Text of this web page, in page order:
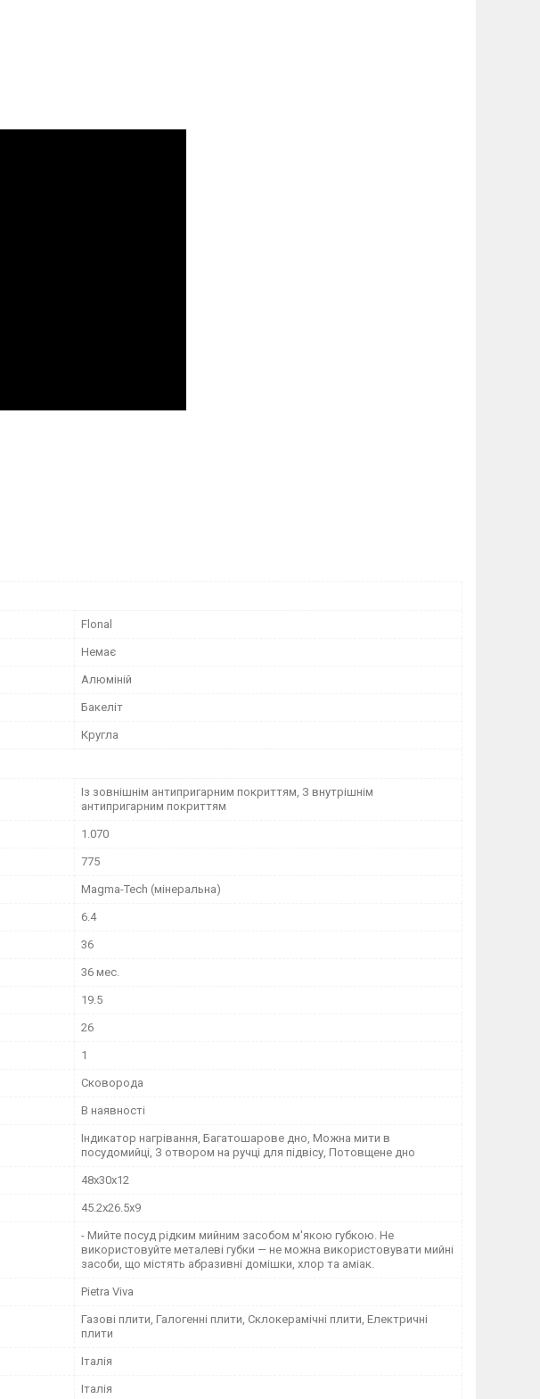
Flonal
Немає
Алюміній
Бакеліт
Кругла
Із зовнішнім антипригарним покриттям, З внутрішнім
антипригарним покриттям
1.070
775
Magma-Tech (мінеральна)
6.4
36
36 мес.
19.5
26
1
Сковорода
В наявності
Індикатор нагрівання, Багатошарове дно, Можна мити в
посудомийці, З отвором на ручці для підвісу, Потовщене дно
48x30x12
45.2x26.5x9
- Мийте посуд рідким мийним засобом м'якою губкою. Не
використовуйте металеві губки — не можна використовувати мийні
засоби, що містять абразивні домішки, хлор та аміак.
Pietra Viva
Газові плити, Галогенні плити, Склокерамічні плити, Електричні
плити
Італія
Італія